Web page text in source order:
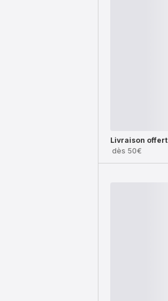
Livraison
dès 50€